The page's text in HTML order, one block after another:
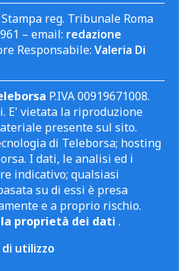
reg. Tribunale Roma
– email: redazione
Responsabile: Valeria Di
P.IVA 00919671008.
E' vietata la riproduzione
presente sul sito.
di Teleborsa; hosting
I dati, le analisi ed i
indicativo; qualsiasi
su di essi è presa
e a proprio rischio.
proprietà dei dati .
utilizzo